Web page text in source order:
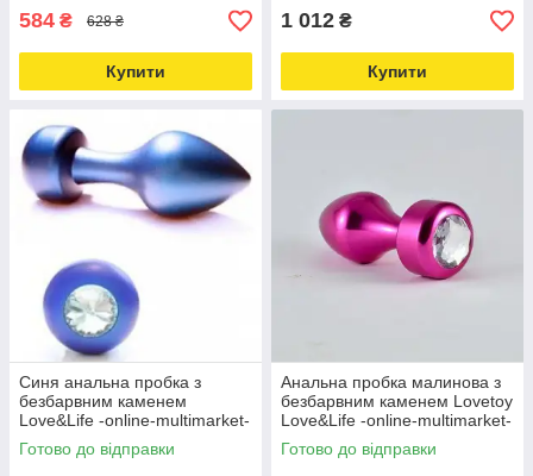
584 ₴ 628 ₴
Купити
1 012 ₴
Купити
Синя анальна пробка з
безбарвним каменем
Love&Life -online-multimarket-
Готово до відправки
Анальна пробка малинова з
безбарвним каменем Lovetoy
Love&Life -online-multimarket-
Готово до відправки